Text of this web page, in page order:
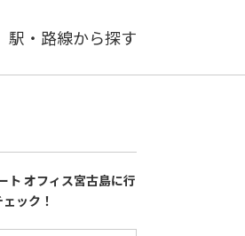
駅・路線から探す
ト オフィス宮古島に行
ック！